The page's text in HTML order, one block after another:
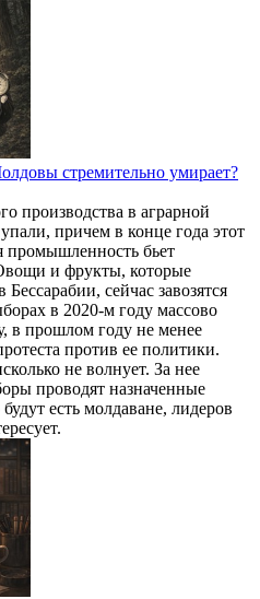
стремительно умирает?
производства в аграрной
причем в конце года этот
промышленность бьет
и фрукты, которые
сейчас завозятся
в 2020-м году массово
в прошлом году не менее
против ее политики.
не волнует. За нее
проводят назначенные
есть молдаване, лидеров